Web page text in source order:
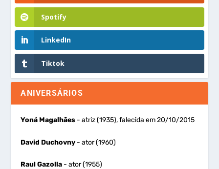
Spotify
LinkedIn
Tiktok
ANIVERSÁRIOS
Yoná Magalhães - atriz (1935), falecida em 20/10/2015
David Duchovny - ator (1960)
Raul Gazolla - ator (1955)